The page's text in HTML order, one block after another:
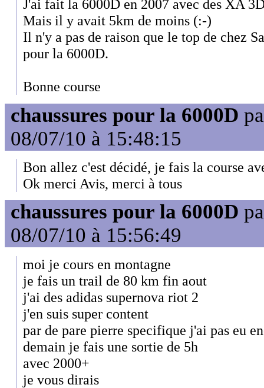
J'ai fait la 6000D en 2007 avec des XA
Mais il y avait 5km de moins (:-)
Il n'y a pas de raison que le top de chez
pour la 6000D.
Bonne course
chaussures pour la 6000D
08/07/10 à 15:48:15
Bon allez c'est décidé, je fais la course
Ok merci Avis, merci à tous
chaussures pour la 6000D
08/07/10 à 15:56:49
moi je cours en montagne
je fais un trail de 80 km fin aout
j'ai des adidas supernova riot 2
j'en suis super content
par de pare pierre specifique j'ai pas eu
demain je fais une sortie de 5h
avec 2000+
je vous dirais